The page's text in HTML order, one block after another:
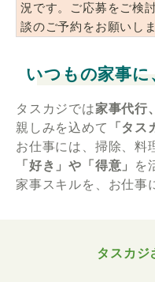
況です。ご応募をご検
談のご予約をお願いしま
いつもの家事に
タスカジでは家事代行
親しみを込めて
「タス
お仕事には、掃除、料
「好き」や「得意」
を
家事スキルを、お仕事
タスカジ